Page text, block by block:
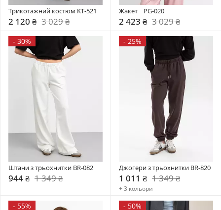
Трикотажний костюм KT-521
2 120 ₴ 3 029 ₴
Жакет    PG-020
2 423 ₴ 3 029 ₴
- 30%
Штани з трьохнитки BR-082
944 ₴ 1 349 ₴
- 25%
Джогери з трьохнитки BR-820
1 011 ₴ 1 349 ₴
+ 3 кольори
- 55% - 50%